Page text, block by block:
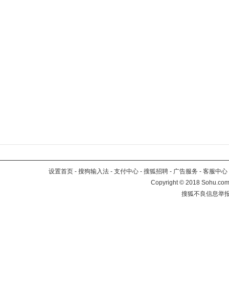
设置首页 - 搜狗输入法 - 支付中心 - 搜狐招聘 - 广告服务 - 客服中心
Copyright©2018
搜狐不良信息举